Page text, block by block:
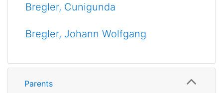
Bregler, Cunigunda
Bregler, Johann Wolfgang
Parents